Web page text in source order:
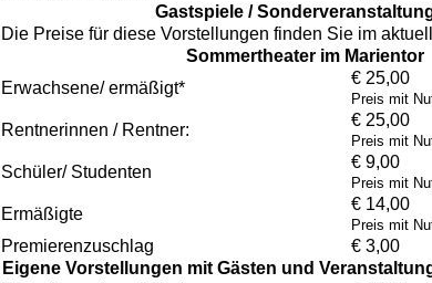
Gastspiele /
Die Preise für diese Vorstellungen finden Sie im
Sommertheater im Marientor
Erwachsene/ ermäßigt*
€ 25,00
Preis mit
Rentnerinnen / Rentner:
€ 25,00
Preis mit
Schüler/ Studenten
€ 9,00
Preis mit
Ermäßigte
€ 14,00
Preis mit
Premierenzuschlag
€ 3,00
Eigene Vorstellungen mit Gästen und